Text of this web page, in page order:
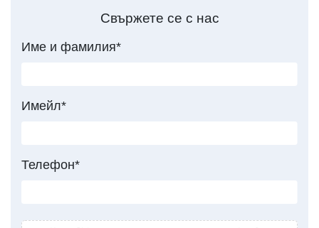
Свържете се с нас
Име и фамилия*
Имейл*
Телефон*